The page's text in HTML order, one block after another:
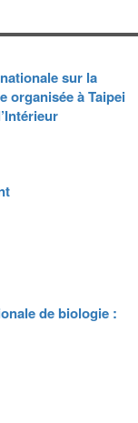
sur la
organisée à Taipei
de biologie :